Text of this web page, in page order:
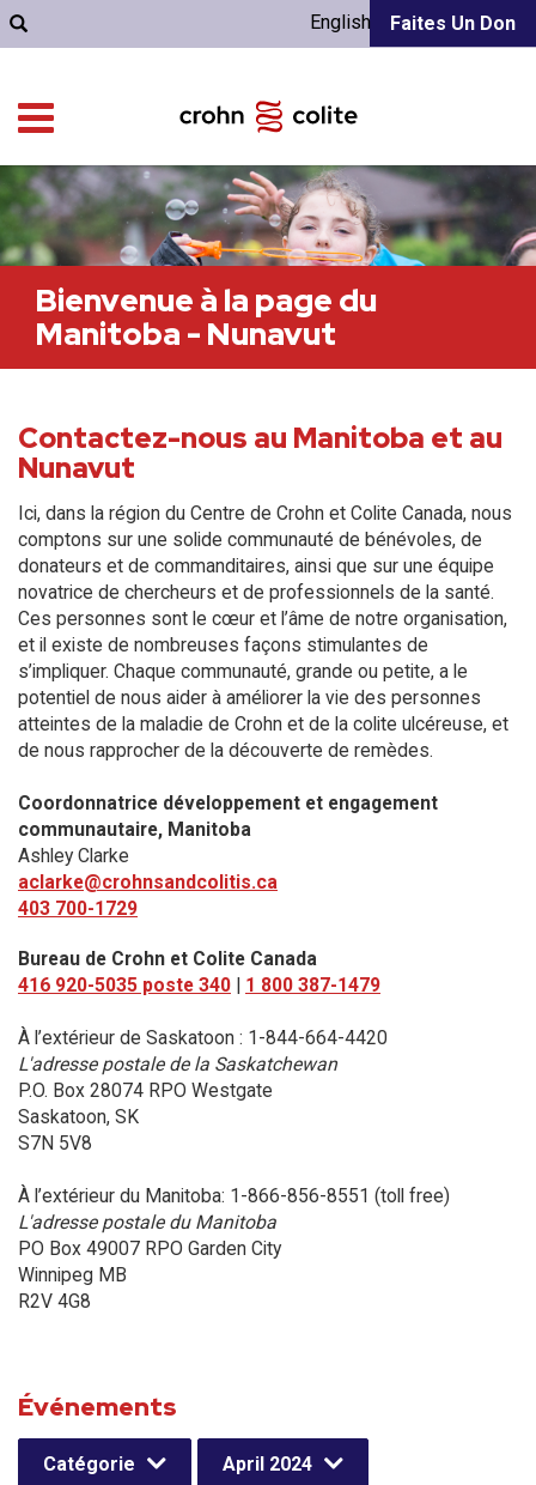
Faites Un Don
English
Bienvenue à la page du
Manitoba - Nunavut
Contactez-nous au Manitoba et au
Nunavut
Ici, dans la région du Centre de Crohn et Colite Canada, nous
comptons sur une solide communauté de bénévoles, de
donateurs et de commanditaires, ainsi que sur une équipe
novatrice de chercheurs et de professionnels de la santé.
Ces personnes sont le cœur et l’âme de notre organisation,
et il existe de nombreuses façons stimulantes de
s’impliquer. Chaque communauté, grande ou petite, a le
potentiel de nous aider à améliorer la vie des personnes
atteintes de la maladie de Crohn et de la colite ulcéreuse, et
de nous rapprocher de la découverte de remèdes.
Coordonnatrice développement et engagement
communautaire, Manitoba
Ashley Clarke
aclarke@crohnsandcolitis.ca
403 700-1729
Bureau de Crohn et Colite Canada
416 920-5035 poste 340 | 1 800 387-1479
À l’extérieur de Saskatoon : 1-844-664-4420
L'adresse postale de la Saskatchewan
P.O. Box 28074 RPO Westgate
Saskatoon, SK
S7N 5V8
À l’extérieur du Manitoba: 1-866-856-8551 (toll free)
L'adresse postale du Manitoba
PO Box 49007 RPO Garden City
Winnipeg MB
R2V 4G8
Événements
Catégorie April 2024